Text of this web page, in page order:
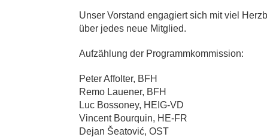
Unser Vorstand engagiert sich mit viel
über jedes neue Mitglied.
Aufzählung der Programmkommission:
Peter Affolter, BFH
Remo Lauener, BFH
Luc Bossoney, HEIG-VD
Vincent Bourquin, HE-FR
Dejan Šeatović, OST